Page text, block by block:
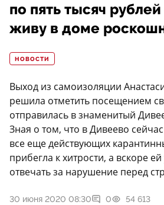
по пять тысяч
живу в доме
НОВОСТИ
Выход из самоизоляции
решила отметить посещением
отправилась в знаменитый
Зная о том, что в Дивеево
все еще действующих
прибегла к хитрости, а вскоре
отвечать за нарушение перед
30 июня 2020 08:30 0 54 613